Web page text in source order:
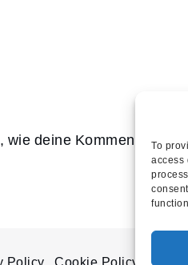
To
access
wie deine